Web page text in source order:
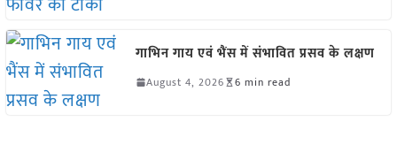
गाभिन गाय एवं भैंस में संभावित प्रसव के लक्षण
August 4, 2026 6 min read